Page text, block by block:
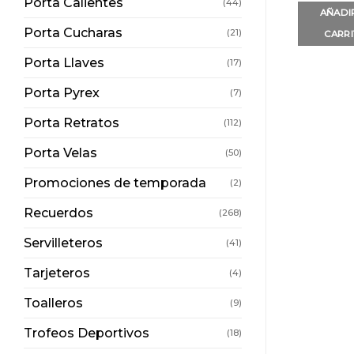
Porta Cucharas (21)
Porta Llaves (17)
Porta Pyrex (7)
Porta Retratos (112)
Porta Velas (50)
Promociones de temporada (2)
Recuerdos (268)
Servilleteros (41)
Tarjeteros (4)
Toalleros (9)
Trofeos Deportivos (18)